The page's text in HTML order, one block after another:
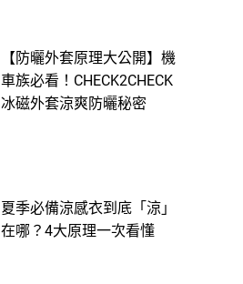
【防曬外套原理大公開】機
車族必看！CHECK2CHECK
冰磁外套涼爽防曬秘密
夏季必備涼感衣到底「涼」
在哪？4大原理一次看懂